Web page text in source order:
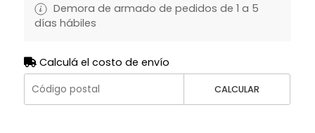
Demora de armado de pedidos de 1 a 5
días hábiles
Calculá el costo de envío
CALCULAR